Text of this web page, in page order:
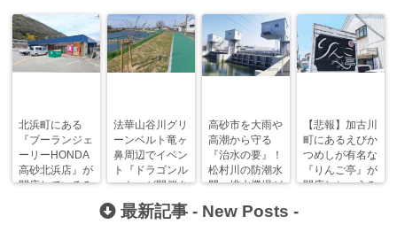
北浜町にある
『ブーランジェ
ーリーHONDA
高砂北浜店』が
閉店しているみ
法華山谷川グリ
ーンベルト竜ヶ
鼻周辺でイベン
ト『ドラゴンル
ート』が開催さ
れます！
高砂市を大雨や
高潮から守る
『治水の要』！
松村川の防潮水
門・排水機場が
【悲報】加古川
町にあるえびか
つめしが有名な
『りんご亭』が
閉店しちゃうみ
最新記事 - New Posts -